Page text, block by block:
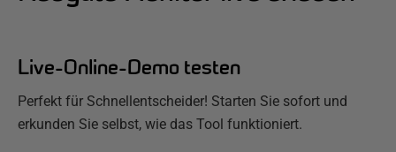
Live-Online-Demo testen
Perfekt für Schnellentscheider! Starten Sie sofort und
erkunden Sie selbst, wie das Tool funktioniert.